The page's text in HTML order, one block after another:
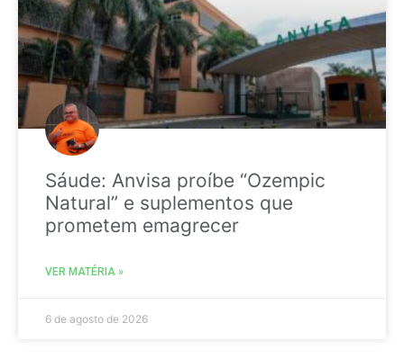
Sáude: Anvisa proíbe “Ozempic
Natural” e suplementos que
prometem emagrecer
VER MATÉRIA »
6 de agosto de 2026